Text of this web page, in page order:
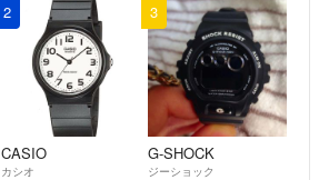
2
CASIO
カシオ
3
G-SHOCK
ジーショック